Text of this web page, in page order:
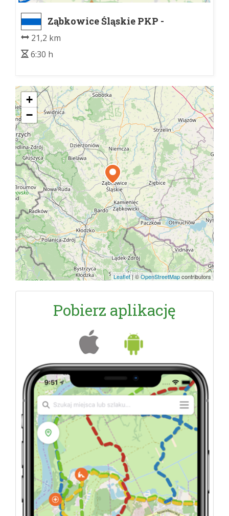
Ząbkowice Śląskie PKP -
Henryków, st. kol.
21,2 km
6:30 h
+
−
Leaflet|©OpenStreetMapcontributors
Pobierz aplikację